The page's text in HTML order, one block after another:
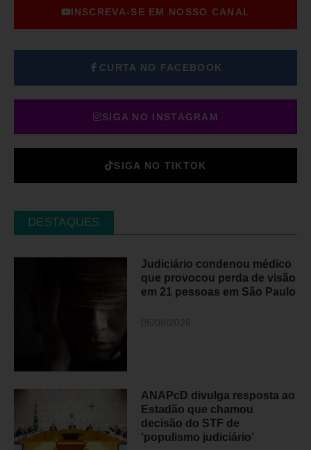
INSCREVA-SE EM NOSSO CANAL
CURTA NO FACEBOOK
SIGA NO INSTAGRAM
SIGA NO TIKTOK
DESTAQUES
Judiciário condenou médico
que provocou perda de visão
em 21 pessoas em São Paulo
ANAPcD divulga resposta ao
Estadão que chamou
decisão do STF de
‘populismo judiciário’